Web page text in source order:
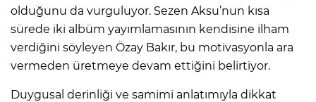
olduğunu da vurguluyor. Sezen Aksu’nun kısa
sürede iki albüm yayımlamasının kendisine ilham
verdiğini söyleyen Özay Bakır, bu motivasyonla ara
vermeden üretmeye devam ettiğini belirtiyor.
Duygusal derinliği ve samimi anlatımıyla dikkat